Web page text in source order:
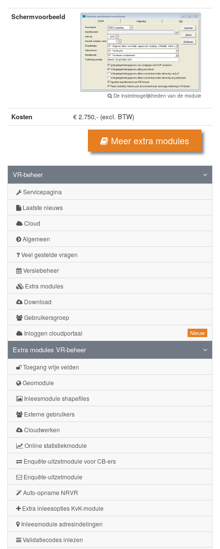
Schermvoorbeeld
De instelmogelijkheden van de module
Kosten € 2.750,- (excl. BTW)
Meer extra modules
VR-beheer
Servicepagina
Laatste nieuws
Cloud
Algemeen
Veel gestelde vragen
Versiebeheer
Extra modules
Download
Gebruikersgroep
Nieuw
Inloggen cloudportaal
Extra modules VR-beheer
Toegang vrije velden
Geomodule
Inleesmodule shapefiles
Externe gebruikers
Cloudwerken
Online statistiekmodule
Enquête-uitzetmodule voor CB-ers
Enquête-uitzetmodule
Auto-opname NRVR
Extra inleesopties KvK-module
Inleesmodule adresindelingen
Validatiecodes inlezen